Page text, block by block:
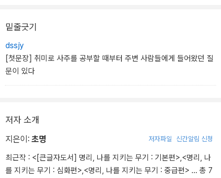
경찰, 정관은 신호등으로 볼 수 있다. 인성은 자동차가 멈출 수 있게
해주는 제동장치, 즉 브레이크에 해당한다.
‘십성 제대로 활용하기’ 중에서
밑줄긋기
dssjy
[첫문장] 취미로 사주를 공부할 때부터 주변 사람들에게 들어왔던 질
문이 있다
저자 소개
지은이: 초명 저자파일 신간알림 신청
최근작 : <[큰글자도서] 명리, 나를 지키는 무기 : 기본편>,<명리, 나
를 지키는 무기 : 심화편>,<명리, 나를 지키는 무기 : 중급편> … 총 7